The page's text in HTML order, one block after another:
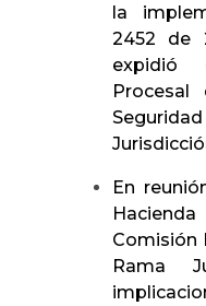
la
2452 de
expidió
En
Comisión
Rama